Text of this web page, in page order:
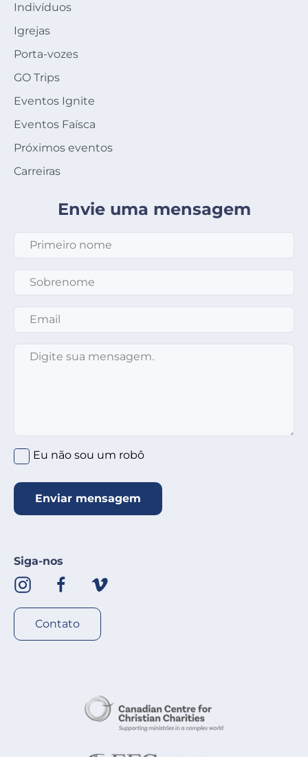
Indivíduos
Igrejas
Porta-vozes
GO Trips
Eventos Ignite
Eventos Faísca
Próximos eventos
Carreiras
Envie uma mensagem
Primeiro nome
Sobrenome
Email
Mensagem
Clique no círculo abaixo *
Eu não sou um robô
Enviar mensagem
Siga-nos
Contato